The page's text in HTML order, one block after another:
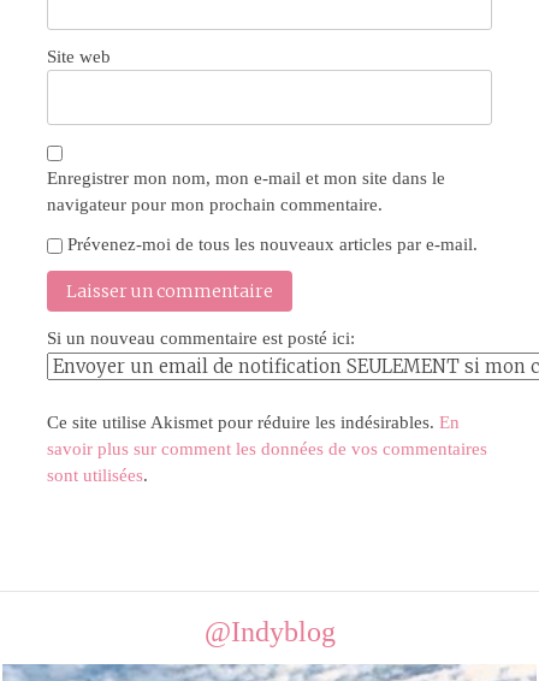
Site web
Enregistrer mon nom, mon e-mail et mon site dans le
navigateur pour mon prochain commentaire.
Prévenez-moi de tous les nouveaux articles par e-mail.
Si un nouveau commentaire est posté ici:
Ce site utilise Akismet pour réduire les indésirables. En
savoir plus sur comment les données de vos commentaires
sont utilisées.
@Indyblog